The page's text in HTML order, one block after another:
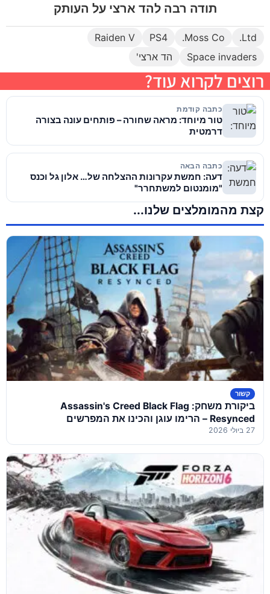
תודה רבה להד ארצי על העותק
Ltd.
Moss Co.
PS4
Raiden V
Space invaders
הד ארצי'
רוצים לקרוא עוד?
כתבה קודמת
טור מיוחד: מראה שחורה – פותחים עונה בצורה
דרמטית
כתבה הבאה
דעה: חמשת עקרונות ההצלחה של… אלון גל וכנס
"מומנטום למשתחרר"
קצת מהמומלצים שלנו...
קשור
ביקורת משחק: Assassin's Creed Black Flag
Resynced – הרימו עוגן והכינו את המפרשים
27 ביולי 2026